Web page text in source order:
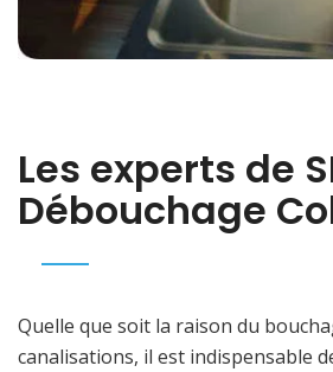
Les experts de
Débouchage
Quelle que soit la raison du
canalisations, il est indispensable